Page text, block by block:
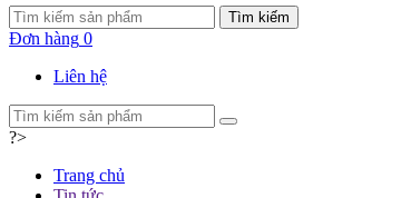
Tìm kiếm
Đơn hàng 0
Liên hệ
?>
Trang chủ